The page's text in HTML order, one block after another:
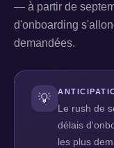
— à partir de
d'onboarding
demandées.
💡
Le rush de
délais
les plus